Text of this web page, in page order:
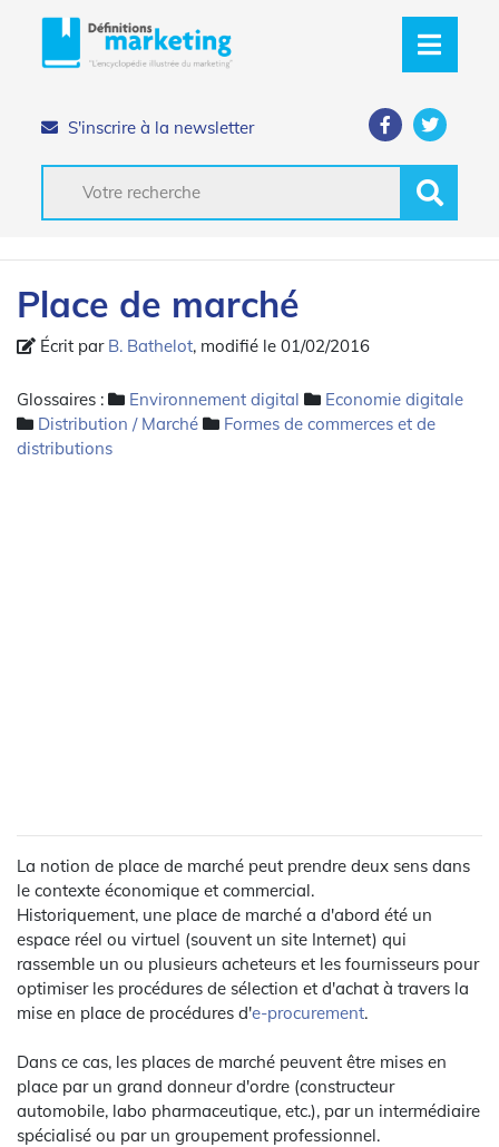
S'inscrire à la newsletter
Place de marché
Écrit par B. Bathelot, modifié le 01/02/2016
Glossaires : Environnement digital
Economie digitale
Distribution / Marché
Formes de commerces et de
distributions
La notion de place de marché peut prendre deux sens dans
le contexte économique et commercial.
Historiquement, une place de marché a d'abord été un
espace réel ou virtuel (souvent un site Internet) qui
rassemble un ou plusieurs acheteurs et les fournisseurs pour
optimiser les procédures de sélection et d'achat à travers la
mise en place de procédures d'e-procurement.
Dans ce cas, les places de marché peuvent être mises en
place par un grand donneur d'ordre (constructeur
automobile, labo pharmaceutique, etc.), par un intermédiaire
spécialisé ou par un groupement professionnel.